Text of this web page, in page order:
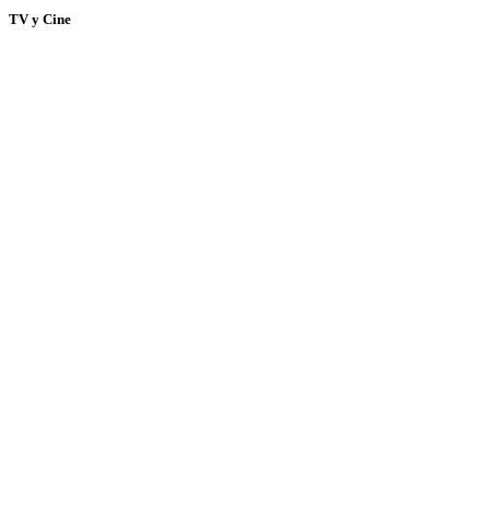
TV y Cine